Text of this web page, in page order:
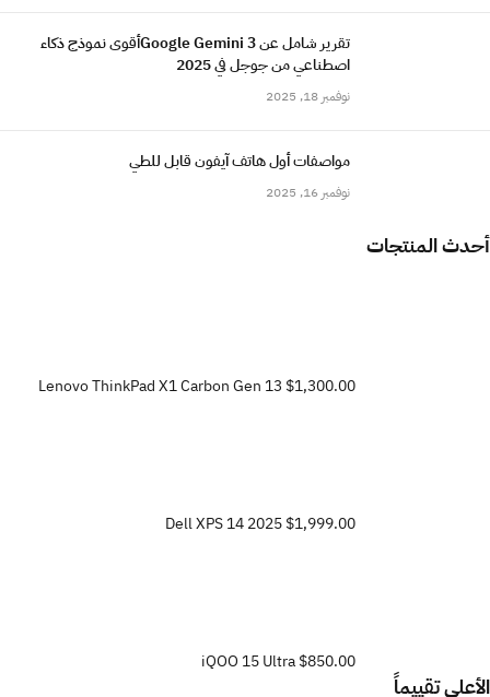
تقرير شامل عن Google Gemini 3أقوى نموذج ذكاء
اصطناعي من جوجل في 2025
نوفمبر 18, 2025
مواصفات أول هاتف آيفون قابل للطي
نوفمبر 16, 2025
أحدث المنتجات
Lenovo ThinkPad X1 Carbon Gen 13 $1,300.00
Dell XPS 14 2025$1,999.00
iQOO 15 Ultra$850.00
الأعلى تقييماً